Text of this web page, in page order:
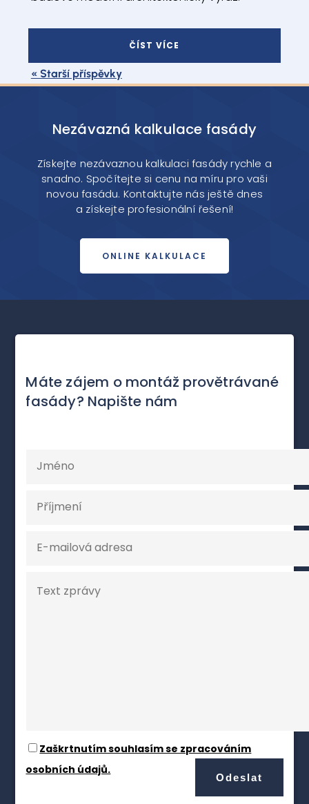
ČÍST VÍCE
« Starší příspěvky
Nezávazná kalkulace fasády
Získejte nezávaznou kalkulaci fasády rychle a
snadno. Spočítejte si cenu na míru pro vaši
novou fasádu. Kontaktujte nás ještě dnes
a získejte profesionální řešení!
ONLINE KALKULACE
Máte zájem o montáž provětrávané
fasády? Napište nám
Zaškrtnutím souhlasím se zpracováním
osobních údajů.